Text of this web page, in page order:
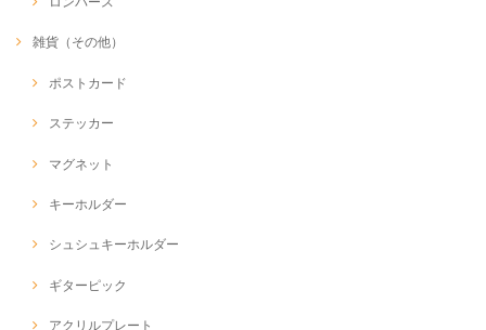
雑貨（その他）
ポストカード
ステッカー
マグネット
キーホルダー
シュシュキーホルダー
ギターピック
アクリルプレート